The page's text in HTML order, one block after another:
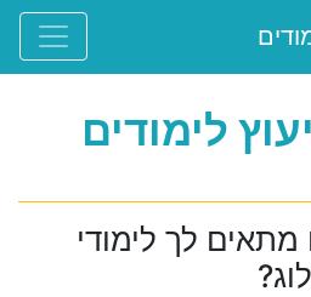
לימודים
לך לימודי